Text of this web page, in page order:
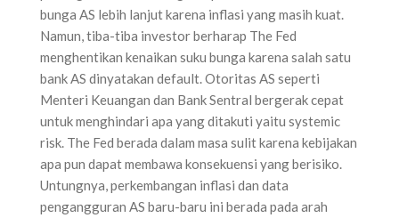
bunga AS lebih lanjut karena inflasi yang masih kuat.
Namun, tiba-tiba investor berharap The Fed
menghentikan kenaikan suku bunga karena salah satu
bank AS dinyatakan default. Otoritas AS seperti
Menteri Keuangan dan Bank Sentral bergerak cepat
untuk menghindari apa yang ditakuti yaitu systemic
risk. The Fed berada dalam masa sulit karena kebijakan
apa pun dapat membawa konsekuensi yang berisiko.
Untungnya, perkembangan inflasi dan data
pengangguran AS baru-baru ini berada pada arah